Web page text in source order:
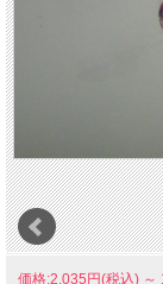
価格:2,035円(税込) ～